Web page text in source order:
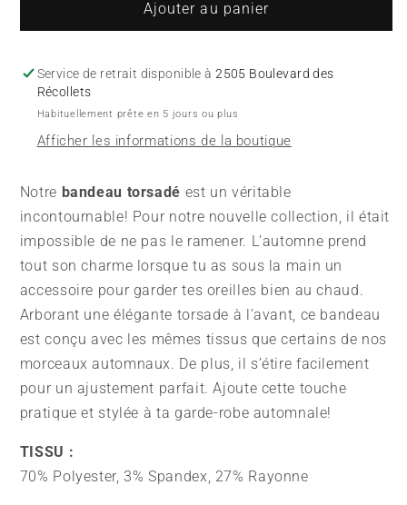
Bandeau
-
Bleu
tressé
de
Bandeau
-
tressé
Ajouter au panier
Service de retrait disponible à2505 Boulevard des
Récollets
Habituellement prête en 5 jours ou plus
Afficher les informations de la boutique
Notre bandeau torsadé est un véritable
incontournable! Pour notre nouvelle collection, il était
impossible de ne pas le ramener. L’automne prend
tout son charme lorsque tu as sous la main un
accessoire pour garder tes oreilles bien au chaud.
Arborant une élégante torsade à l’avant, ce bandeau
est conçu avec les mêmes tissus que certains de nos
morceaux automnaux. De plus, il s’étire facilement
pour un ajustement parfait. Ajoute cette touche
pratique et stylée à ta garde-robe automnale!
TISSU :
70% Polyester, 3% Spandex, 27% Rayonne